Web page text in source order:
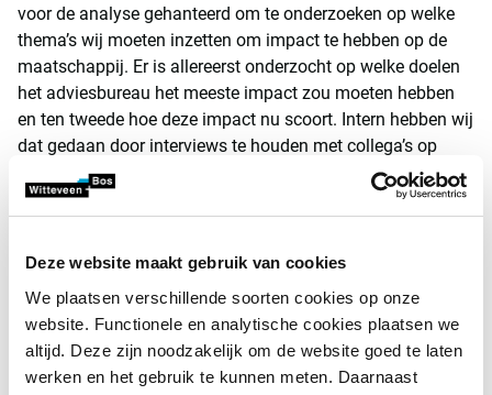
Deze website maakt gebruik van cookies
We plaatsen verschillende soorten cookies op onze
website. Functionele en analytische cookies plaatsen we
altijd. Deze zijn noodzakelijk om de website goed te laten
werken en het gebruik te kunnen meten. Daarnaast
voor de analyse gehanteerd om te onderzoeken op welke
thema’s wij moeten inzetten om impact te hebben op de
maatschappij. Er is allereerst onderzocht op welke doelen
het adviesbureau het meeste impact zou moeten hebben
en ten tweede hoe deze impact nu scoort. Intern hebben wij
dat gedaan door interviews te houden met collega’s op
verantwoordelijke functies en met een enquête onder een
willekeurig gekozen deel van de werknemers. Extern zijn
Doorvertaling naar duurzame
ontwerpprincipes
Bij ingenieursbureau Witteveen+Bos worden de meeste
adviezen gegeven in relatie tot ontwerpen. Ontwerpen is